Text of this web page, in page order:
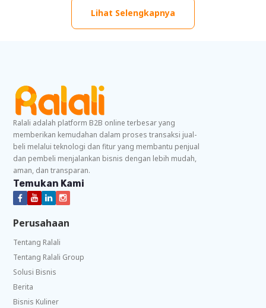
Lihat Selengkapnya
Ralali adalah platform B2B online terbesar yang
memberikan kemudahan dalam proses transaksi jual-
beli melalui teknologi dan fitur yang membantu penjual
dan pembeli menjalankan bisnis dengan lebih mudah,
aman, dan transparan.
Temukan Kami
Perusahaan
Tentang Ralali
Tentang Ralali Group
Solusi Bisnis
Berita
Bisnis Kuliner